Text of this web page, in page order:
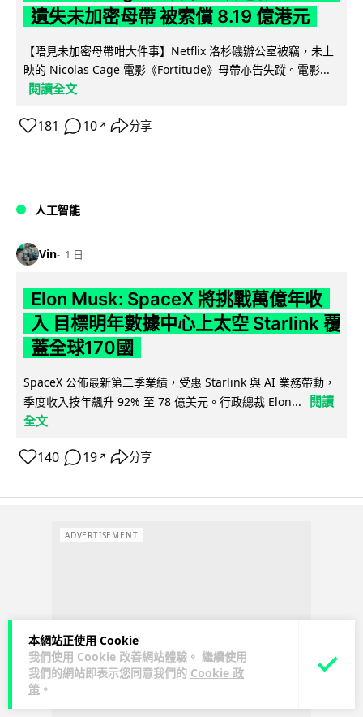
本網站正使用 Cookie
我們使用 Cookie 改善網站體驗。 繼續使用
我們的網站即表示您同意我們的 Cookie 政
策 。
遺失未加密母帶 被索償 8.19 億港元
【唔見未加密母帶咁大件事】Netflix 洛杉磯辦公室被竊，未上
映的 Nicolas Cage 電影《Fortitude》母帶亦告失蹤。電影...
閱讀全文
181 10 ↗ 分享
人工智能
Vin 1 日
Elon Musk: SpaceX 將挑戰萬億年收
入 目標明年數據中心上太空 Starlink 覆
蓋全球170國
SpaceX 公佈最新第二季業績，受惠 Starlink 與 AI 業務帶動，
季度收入按年飆升 92% 至 78 億美元。行政總裁 Elon...
閱讀
全文
140 19 ↗ 分享
ADVERTISEMENT